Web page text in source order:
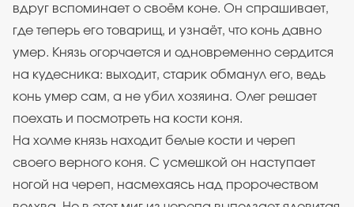
вдруг вспоминает о своём коне. Он спрашивает,
где теперь его товарищ, и узнаёт, что конь давно
умер. Князь огорчается и одновременно сердится
на кудесника: выходит, старик обманул его, ведь
конь умер сам, а не убил хозяина. Олег решает
поехать и посмотреть на кости коня.
На холме князь находит белые кости и череп
своего верного коня. С усмешкой он наступает
ногой на череп, насмехаясь над пророчеством